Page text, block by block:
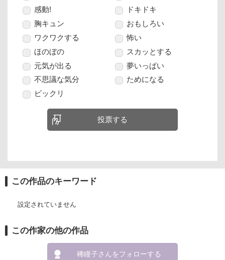
感動!
ドキドキ
胸キュン
おもしろい
ワクワクする
怖い
ほのぼの
スカッとする
元気が出る
夢いっぱい
不思議な気分
ためになる
ビックリ
投票する
この作品のキーワード
設定されていません
この作家の他の作品
稀瞳子さんをフォローする